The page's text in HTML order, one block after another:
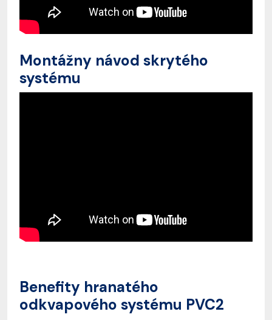
Montážny návod skrytého
systému
Benefity hranatého
odkvapového systému PVC2